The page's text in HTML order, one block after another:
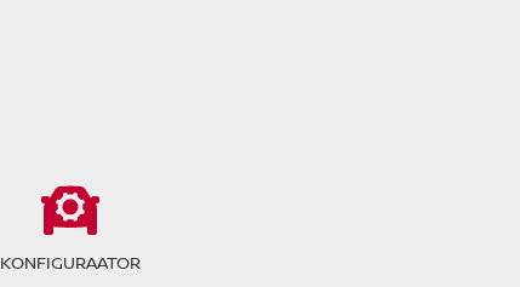
KONFIGURAATOR